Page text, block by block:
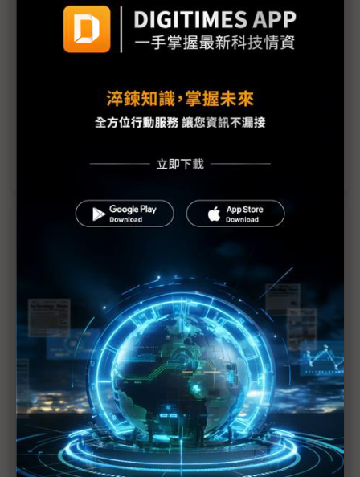
放下貴氣身段指日可待
三星2021或推Mini LED電視 以高階款穩固全球王座
傳2021年推出Mini LED電視 三星3大高階產品線成
Mini LED時代將至？2021各廠搶推電視
近７天熱門報導
MLCC訂單過熱、出貨比創高 村田示警全球AI基
建熱潮將趨緩
2027全年記憶體產能提前售罄 買家「祕而不
宣」只怕買不夠
英特爾EMIB良率達標 聯發科第2代ASIC產品
2028準時量產
SpaceX晶片採購大轉向 Elon Musk捨超微全面
採用NVIDIA